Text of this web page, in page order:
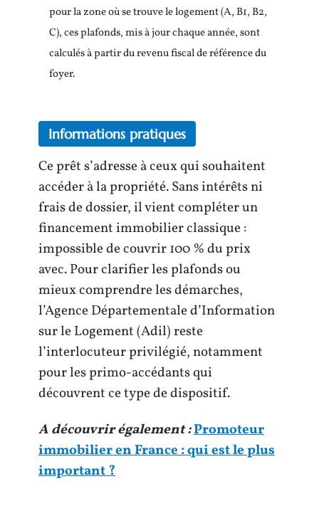
pour la zone où se trouve le logement (A, B1, B2,
C), ces plafonds, mis à jour chaque année, sont
calculés à partir du revenu fiscal de référence du
foyer.
Informations pratiques
Ce prêt s’adresse à ceux qui souhaitent
accéder à la propriété. Sans intérêts ni
frais de dossier, il vient compléter un
financement immobilier classique :
impossible de couvrir 100 % du prix
avec. Pour clarifier les plafonds ou
mieux comprendre les démarches,
l’Agence Départementale d’Information
sur le Logement (Adil) reste
l’interlocuteur privilégié, notamment
pour les primo-accédants qui
découvrent ce type de dispositif.
A découvrir également :Promoteur
immobilier en France : qui est le plus
important ?